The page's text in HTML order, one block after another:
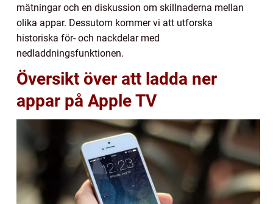
mätningar och en diskussion om skillnaderna mellan
olika appar. Dessutom kommer vi att utforska
historiska för- och nackdelar med
nedladdningsfunktionen.
Översikt över att ladda ner
appar på Apple TV